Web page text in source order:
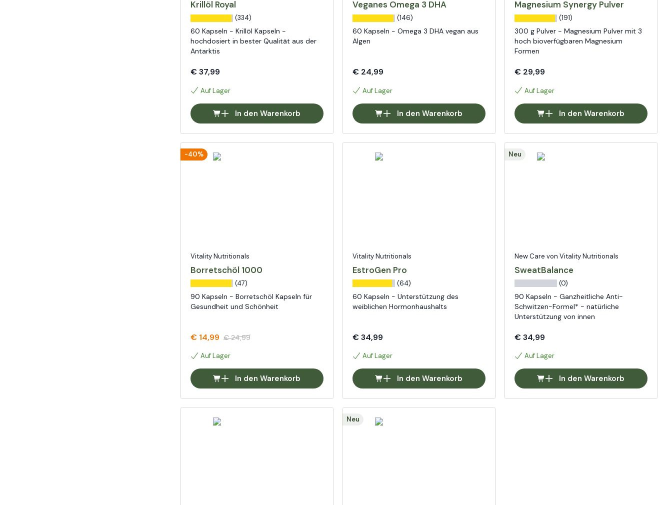
Krillöl Royal
(334)
60 Kapseln - Krillöl Kapseln -
hochdosiert in bester Qualität aus der
Antarktis
€ 37,99
Auf Lager
In den Warenkorb
Veganes Omega 3 DHA
(146)
60 Kapseln - Omega 3 DHA vegan aus
Algen
€ 24,99
Auf Lager
In den Warenkorb
Magnesium Synergy Pulver
(191)
300 g Pulver - Magnesium Pulver mit 3
hoch bioverfügbaren Magnesium
Formen
€ 29,99
Auf Lager
In den Warenkorb
-40%
Vitality Nutritionals
Borretschöl 1000
(47)
90 Kapseln - Borretschöl Kapseln für
Gesundheit und Schönheit
€ 14,99 € 24,99
Auf Lager
In den Warenkorb
Vitality Nutritionals
EstroGen Pro
(64)
60 Kapseln - Unterstützung des
weiblichen Hormonhaushalts
€ 34,99
Auf Lager
In den Warenkorb
Neu
New Care von Vitality Nutritionals
SweatBalance
(0)
90 Kapseln - Ganzheitliche Anti-
Schwitzen-Formel* - natürliche
Unterstützung von innen
€ 34,99
Auf Lager
In den Warenkorb
Neu